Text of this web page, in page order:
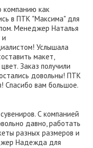
как
в ПТК "Максима" для
Менеджер Наталья
и
Услышала
макет,
Заказ получили
довольны! ПТК
Спасибо вам большое.
С компанией
давно, работать
разных размеров и
Надежда для